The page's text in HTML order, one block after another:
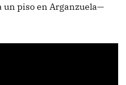
un piso en Arganzuela—